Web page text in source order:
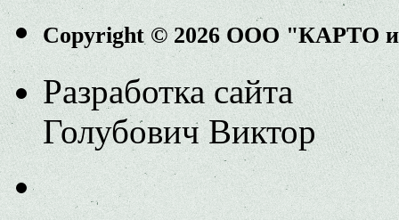
Copyright © 2026 ООО "КАРТО
Разработка сайта
Голубович Виктор